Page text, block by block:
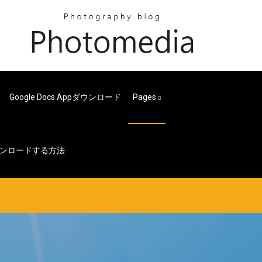
Google Docs Appダウンロード Pages
ロードする方法